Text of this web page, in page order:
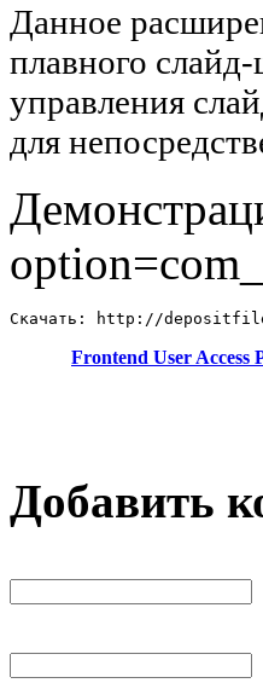
Данное
плавного
управления
для
Скачать: http://
Frontend User Access
Добавить